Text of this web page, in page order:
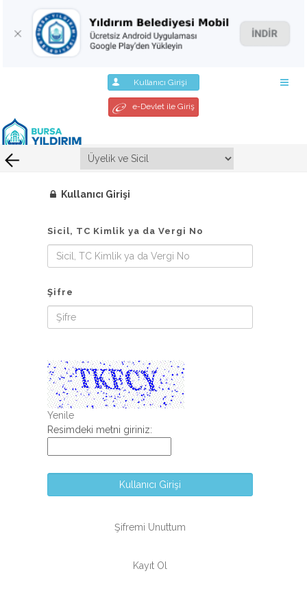
Kullanıcı Girişi
e-Devlet ile Giriş
Kullanıcı Girişi
Sicil, TC Kimlik ya da Vergi No
Şifre
Yenile
Resimdeki metni giriniz:
Kullanıcı Girişi
Şifremi Unuttum
Kayıt Ol